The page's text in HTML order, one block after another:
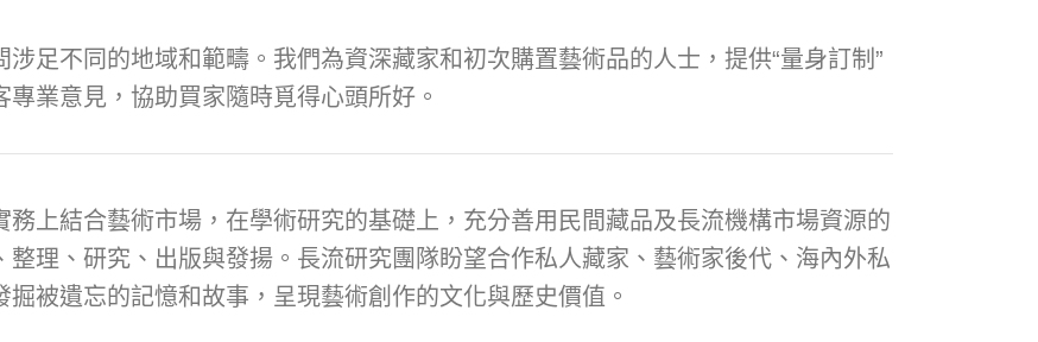
足不同的地域和範疇。我們為資深藏家和初次購置藝術品的人士，提供“量身訂制”
業意見，協助買家隨時覓得心頭所好。
務上結合藝術市場，在學術研究的基礎上，充分善用民間藏品及長流機構市場資源的
理、研究、出版與發揚。長流研究團隊盼望合作私人藏家、藝術家後代、海內外私
被遺忘的記憶和故事，呈現藝術創作的文化與歷史價值。